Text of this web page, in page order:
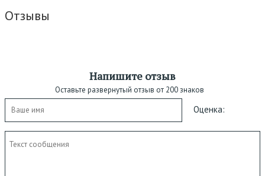
Отзывы
Напишите отзыв
Оставьте развернутый отзыв от 200 знаков
Оценка: